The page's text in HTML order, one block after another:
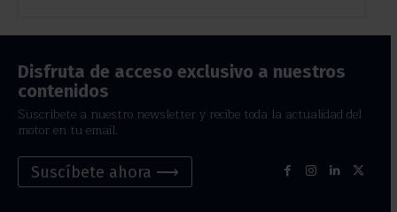
Disfruta de acceso exclusivo a nuestros
contenidos
Suscríbete a nuestro newsletter y recibe toda la actualidad del
motor en tu email.
Suscíbete ahora ⟶